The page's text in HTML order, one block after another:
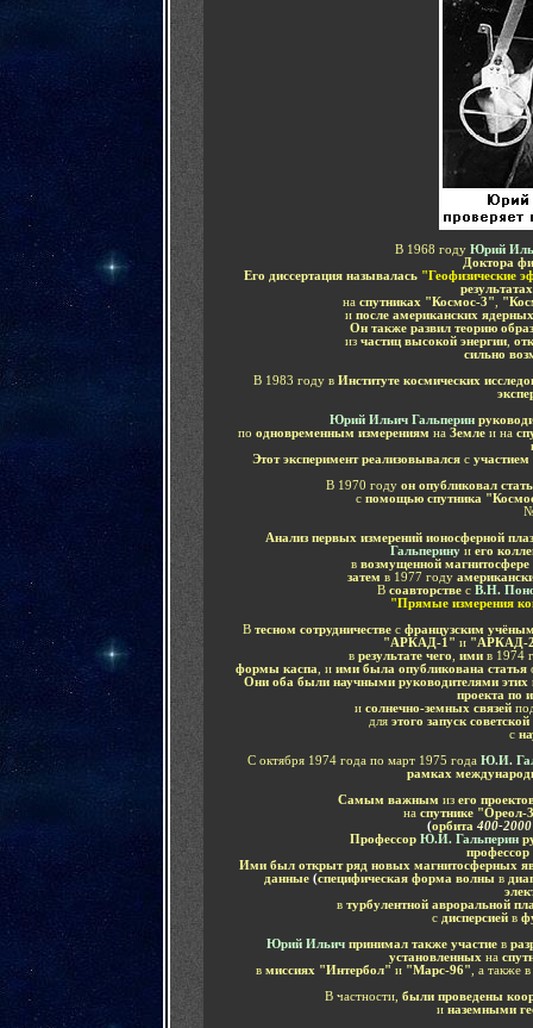
В 1968 году Юрий
Доктора
Его диссертация называлась "Геофизические
на спутниках "Космос-3"
и после американских
Он также развил теорию
из частиц высокой энергии
сильно
В 1983 году в Институте космических
Юрий Ильич Гальперин
по одновременным измерениям на Земле и на
Этот эксперимент реализовывался с
В 1970 году он опубликовал
спомощью спутника
№
Анализ первых измерений ионосферной
Гальперинуи его
ввозмущенной магнитосфере
затем в 1977 году
В соавторстве с В.Н.
"Прямые измерения
В тесном сотрудничествес французским
"АРКАД-1" и "АРКАД-
в результате чего имив 1974
формы каспа , и ими была опубликована статья
Они оба были научными руководителями этих
проекта по
и солнечно-земных связей
для этого запуск
с
С октября 1974 года по март 1975 года Ю.И.
рамках
Самым важным из его
на спутнике "Ореол-
(орбита 400-
Профессор Ю.И. Гальперин
профессор
Ими был открыт ряд новых магнитосферных
данные (специфическая форма волныв
в турбулентной авроральной
с дисперсией в
Юрий Ильич принимал также участие в
установленных на
вмиссиях "Интербол" и "Марс-96" , а также в
В частности, были проведены
и наземными